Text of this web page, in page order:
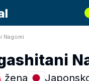
Nagomi
žena